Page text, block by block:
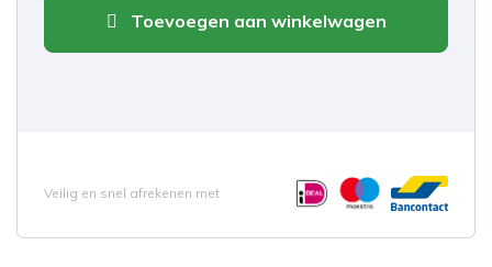
Toevoegen aan winkelwagen
Veilig en snel afrekenen met